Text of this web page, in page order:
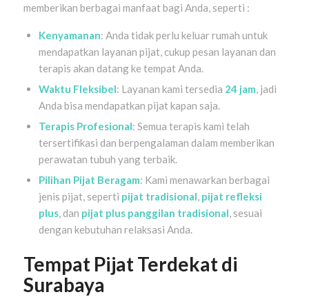
memberikan berbagai manfaat bagi Anda, seperti :
Kenyamanan: Anda tidak perlu keluar rumah untuk
mendapatkan layanan pijat, cukup pesan layanan dan
terapis akan datang ke tempat Anda.
Waktu Fleksibel: Layanan kami tersedia 24 jam , jadi
Anda bisa mendapatkan pijat kapan saja.
Terapis Profesional: Semua terapis kami telah
tersertifikasi dan berpengalaman dalam memberikan
perawatan tubuh yang terbaik.
Pilihan Pijat Beragam: Kami menawarkan berbagai
jenis pijat, seperti pijat tradisional pijat refleksi
plus, dan pijat plus panggilan tradisional , sesuai
dengan kebutuhan relaksasi Anda.
Tempat Pijat Terdekat di
Surabaya